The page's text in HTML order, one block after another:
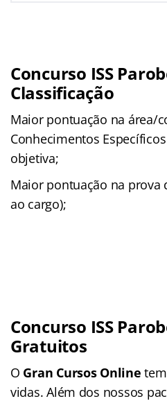
Concurso ISS
Classificação
Maior pontuação na área/
Conhecimentos
objetiva;
Maior pontuação na prova
ao cargo);
Concurso ISS
Gratuitos
O Gran Cursos Online
vidas. Além dos nossos